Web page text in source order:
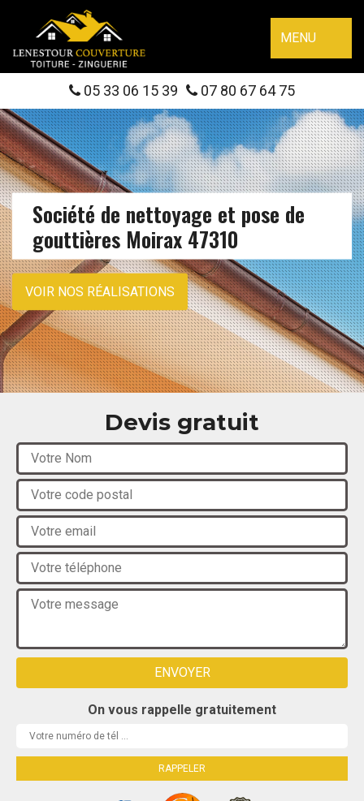
MENU
05 33 06 15 39 07 80 67 64 75
Société de nettoyage et pose de
gouttières Moirax 47310
VOIR NOS RÉALISATIONS
Devis gratuit
On vous rappelle gratuitement